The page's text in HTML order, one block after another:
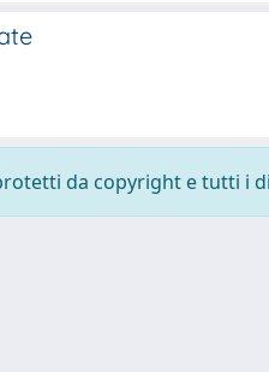
da copyright e tutti i